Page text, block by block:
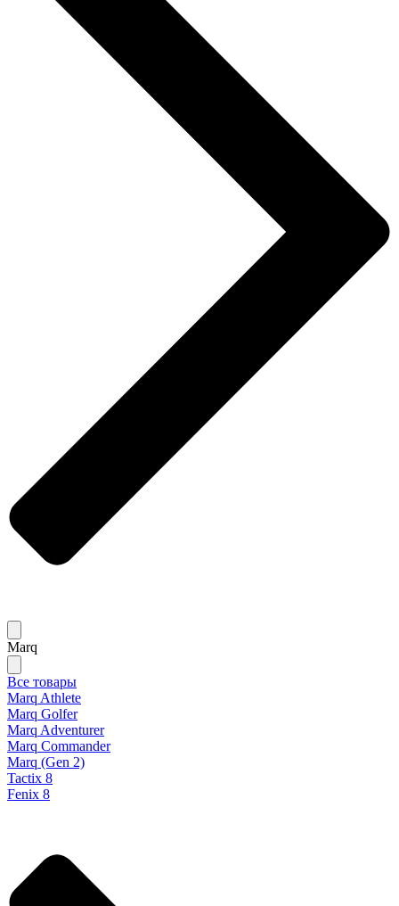
Marq
Все товары
Marq Athlete
Marq Golfer
Marq Adventurer
Marq Commander
Marq (Gen 2)
Tactix 8
Fenix 8